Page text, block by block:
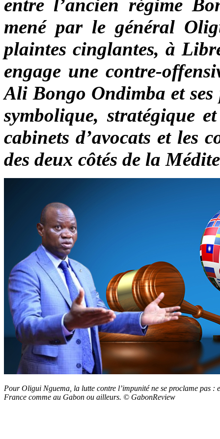
entre l’ancien régime
mené par le général
plaintes cinglantes, à
engage une contre-
Ali Bongo Ondimba et
symbolique, stratégique
cabinets d’avocats et les
des deux côtés de la
Pour Oligui Nguema, la lutte contre l’impunité ne se proclame pas :
France comme au Gabon ou ailleurs. © GabonReview